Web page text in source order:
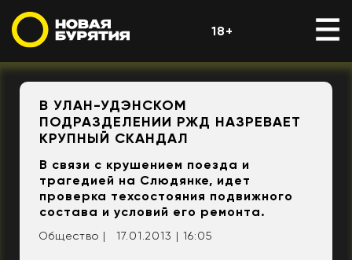
18+
В УЛАН-УДЭНСКОМ
ПОДРАЗДЕЛЕНИИ РЖД НАЗРЕВАЕТ
КРУПНЫЙ СКАНДАЛ
В связи с крушением поезда и
трагедией на Слюдянке, идет
проверка техсостояния подвижного
состава и условий его ремонта.
Общество | 17.01.2013 | 16:05